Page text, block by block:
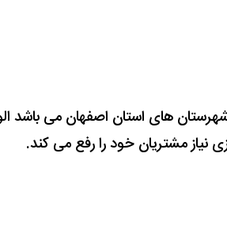
های استان اصفهان می باشد
نیاز مشتریان خود را رفع می کند.